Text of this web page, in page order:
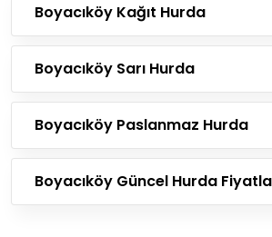
Boyacıköy Kağıt Hurda
Boyacıköy Sarı Hurda
Boyacıköy Paslanmaz Hurda
Boyacıköy Güncel Hurda